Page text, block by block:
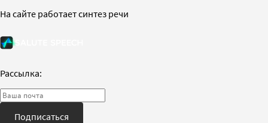
На сайте работает синтез речи
Рассылка:
Подписаться